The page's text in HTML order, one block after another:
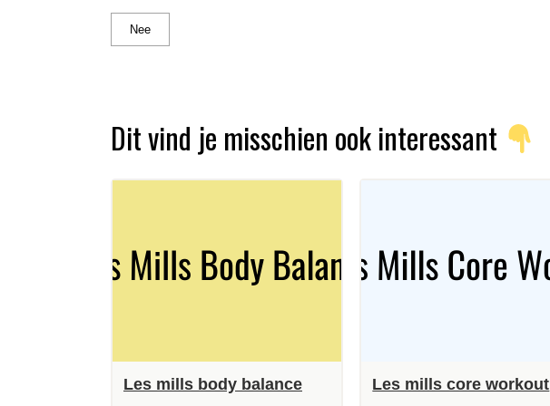
Nee
Dit vind je misschien ook interessant
Les mills body balance Les mills core workout